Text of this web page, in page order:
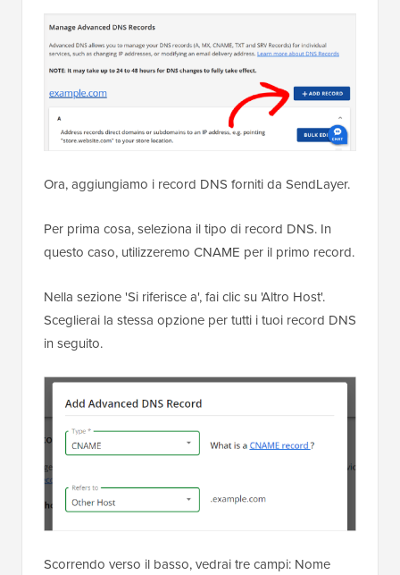
Ora, aggiungiamo i record DNS forniti da SendLayer.
Per prima cosa, seleziona il tipo di record DNS. In
questo caso, utilizzeremo CNAME per il primo record.
Nella sezione 'Si riferisce a', fai clic su 'Altro Host'.
Sceglierai la stessa opzione per tutti i tuoi record DNS
in seguito.
Scorrendo verso il basso, vedrai tre campi: Nome